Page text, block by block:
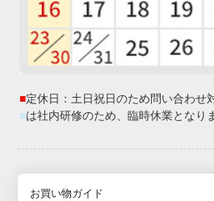
■定休日：土日祝日のため問い合わせ
■は社内研修のため、臨時休業となり
お買い物ガイド